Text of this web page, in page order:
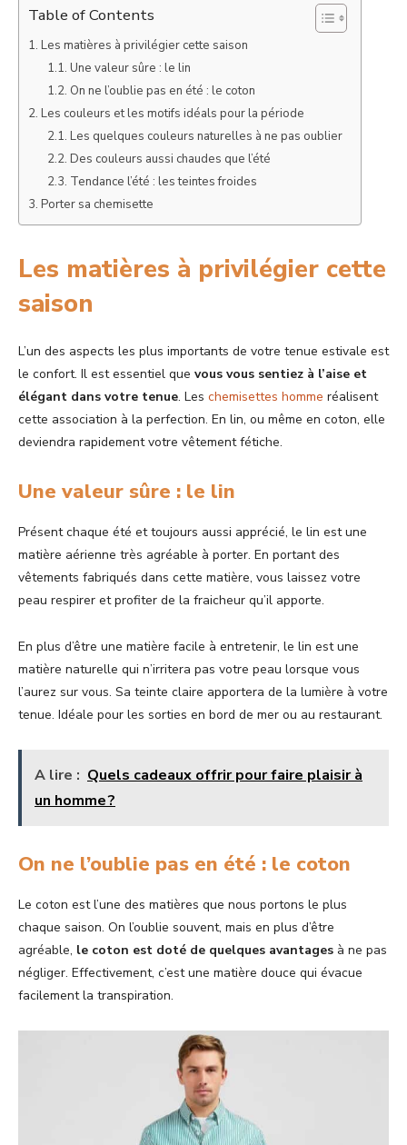
Table of Contents
Les matières à privilégier cette saison
Une valeur sûre : le lin
On ne l’oublie pas en été : le coton
Les couleurs et les motifs idéals pour la période
Les quelques couleurs naturelles à ne pas oublier
Des couleurs aussi chaudes que l’été
Tendance l’été : les teintes froides
Porter sa chemisette
Les matières à privilégier cette
saison
L’un des aspects les plus importants de votre tenue estivale est
le confort. Il est essentiel que vous vous sentiez à l’aise et
élégant dans votre tenue. Les chemisettes homme réalisent
cette association à la perfection. En lin, ou même en coton, elle
deviendra rapidement votre vêtement fétiche.
Une valeur sûre : le lin
Présent chaque été et toujours aussi apprécié, le lin est une
matière aérienne très agréable à porter. En portant des
vêtements fabriqués dans cette matière, vous laissez votre
peau respirer et profiter de la fraicheur qu’il apporte.
En plus d’être une matière facile à entretenir, le lin est une
matière naturelle qui n’irritera pas votre peau lorsque vous
l’aurez sur vous. Sa teinte claire apportera de la lumière à votre
tenue. Idéale pour les sorties en bord de mer ou au restaurant.
A lire : Quels cadeaux offrir pour faire plaisir à
un homme ?
On ne l’oublie pas en été : le coton
Le coton est l’une des matières que nous portons le plus
chaque saison. On l’oublie souvent, mais en plus d’être
agréable, le coton est doté de quelques avantages à ne pas
négliger. Effectivement, c’est une matière douce qui évacue
facilement la transpiration.